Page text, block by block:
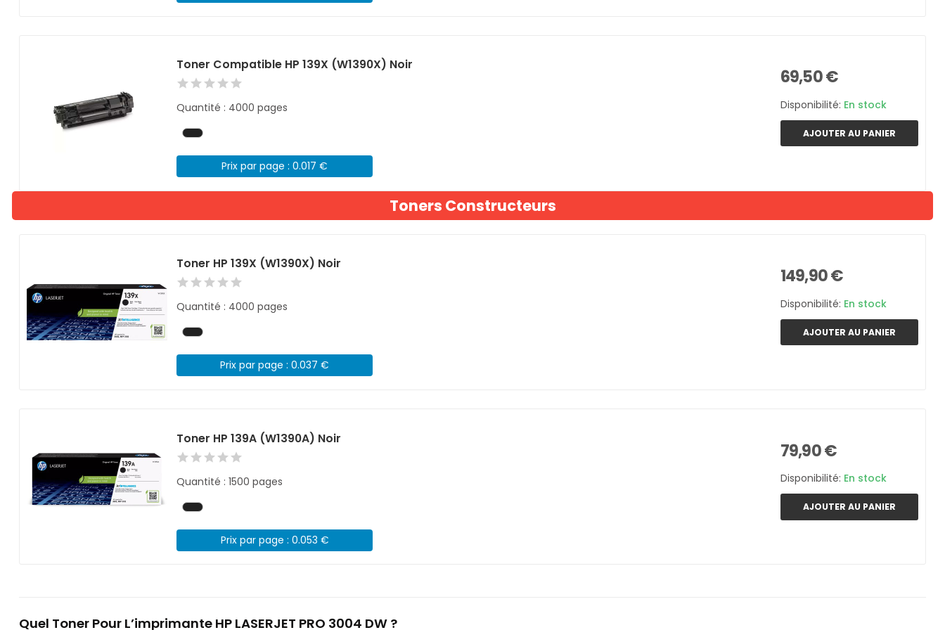
Toner Compatible HP 139X (W1390X) Noir
Quantité : 4000 pages
Prix par page : 0.017 €
69,50 €
Disponibilité: En stock
AJOUTER AU PANIER
Toners Constructeurs
Toner HP 139X (W1390X) Noir
Quantité : 4000 pages
Prix par page : 0.037 €
149,90 €
Disponibilité: En stock
AJOUTER AU PANIER
Toner HP 139A (W1390A) Noir
Quantité : 1500 pages
Prix par page : 0.053 €
79,90 €
Disponibilité: En stock
AJOUTER AU PANIER
Quel Toner Pour L’imprimante HP LASERJET PRO 3004 DW ?